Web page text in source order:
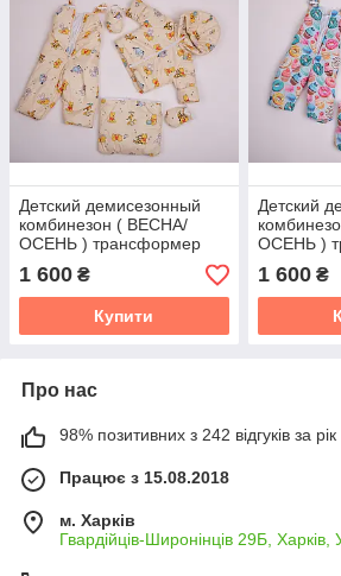
Детский демисезонный
комбинезон ( ВЕСНА/
ОСЕНЬ ) трансформер
3в1 для деток от 0 до 2-х
лет
1 600 ₴
Купити
Детский
ОСЕНЬ )
3в1 для
лет
1 600₴
Про нас
98% позитивних з 242 відгуків за рік
Працює з 15.08.2018
м. Харків
Гвардійців-Широнінців 29Б, Харків,